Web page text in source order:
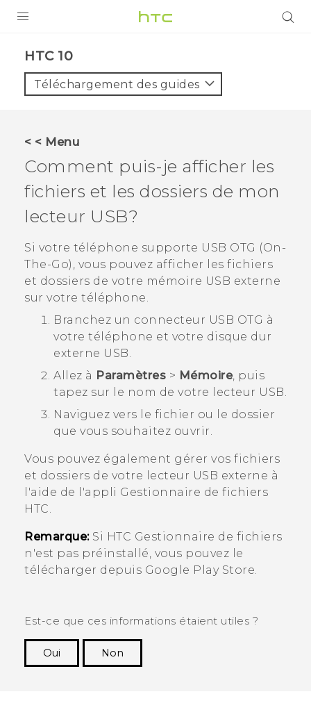
VIVE
VIVERSE
SUPPORT
Appareils HTC & Accessoires
Achat & Règlement Questions
HTC 10‎
Téléchargement des guides
< < Menu
Comment puis-je afficher les
fichiers et les dossiers de mon
lecteur USB?
Si votre téléphone supporte USB OTG (On-
The-Go), vous pouvez afficher les fichiers
et dossiers de votre mémoire USB externe
sur votre téléphone.
Branchez un connecteur USB OTG à
votre téléphone et votre disque dur
externe USB.
Allez à Paramètres > Mémoire, puis
tapez sur le nom de votre lecteur USB.
Naviguez vers le fichier ou le dossier
que vous souhaitez ouvrir.
Vous pouvez également gérer vos fichiers
et dossiers de votre lecteur USB externe à
l'aide de l'appli Gestionnaire de fichiers
HTC.
Remarque:Si HTC Gestionnaire de fichiers
n'est pas préinstallé, vous pouvez le
télécharger depuis Google Play Store.
Est-ce que ces informations étaient utiles ?
Oui
Non